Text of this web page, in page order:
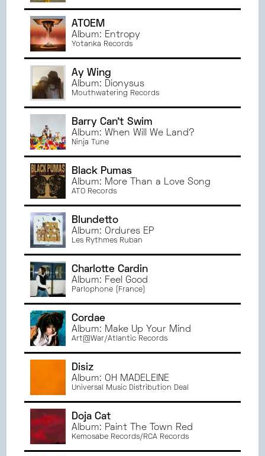
ATOEM
Album: Entropy
Yotanka Records
Ay Wing
Album: Dionysus
Mouthwatering Records
Barry Can't Swim
Album: When Will We Land?
Ninja Tune
Black Pumas
Album: More Than a Love Song
ATO Records
Blundetto
Album: Ordures EP
Les Rythmes Ruban
Charlotte Cardin
Album: Feel Good
Parlophone (France)
Cordae
Album: Make Up Your Mind
Art@War/Atlantic Records
Disiz
Album: OH MADELEINE
Universal Music Distribution Deal
Doja Cat
Album: Paint The Town Red
Kemosabe Records/RCA Records